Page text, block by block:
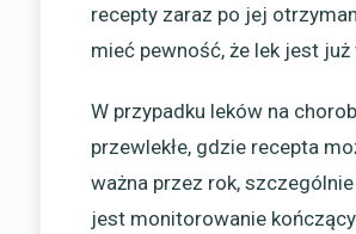
recepty zaraz po jej
mieć pewność, że lek jest już
W przypadku leków na
przewlekłe, gdzie recepta
ważna przez rok,
jest monitorowanie